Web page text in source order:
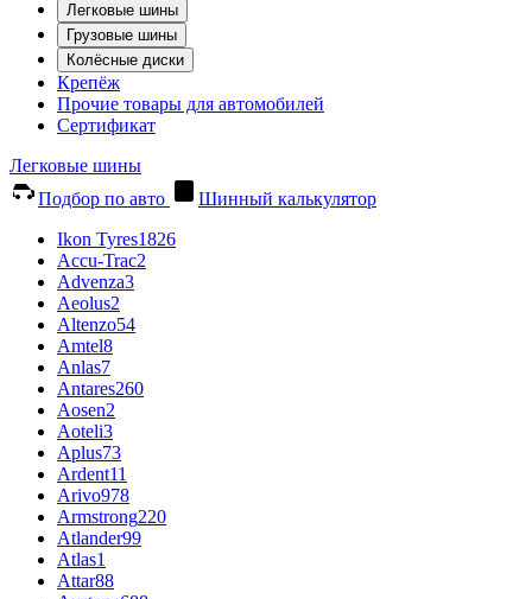
Легковые шины
Грузовые шины
Колёсные диски
Крепёж
Прочие товары для автомобилей
Сертификат
Легковые шины
Подбор по авто
Шинный калькулятор
Ikon Tyres1826
Accu-Trac2
Advenza3
Aeolus2
Altenzo54
Amtel8
Anlas7
Antares260
Aosen2
Aoteli3
Aplus73
Ardent11
Arivo978
Armstrong220
Atlander99
Atlas1
Attar88